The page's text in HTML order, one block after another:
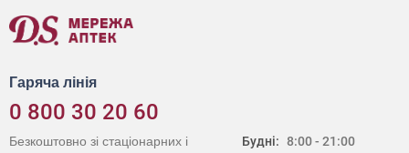
Гаряча лінія
0 800 30 20 60
Будні: 8:00 - 21:00
Безкоштовно зі стаціонарних і